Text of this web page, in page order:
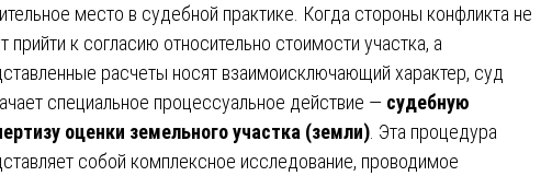
место в судебной практике. Когда стороны конфликта не
прийти к согласию относительно стоимости участка, а
расчеты носят взаимоисключающий характер, суд
специальное процессуальное действие — судебную
оценки земельного участка (земли) . Эта процедура
собой комплексное исследование, проводимое